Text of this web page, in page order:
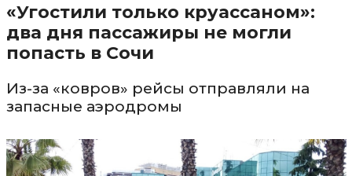
«Угостили только круассаном»:
два дня пассажиры не могли
попасть в Сочи
Из-за «ковров» рейсы отправляли на
запасные аэродромы